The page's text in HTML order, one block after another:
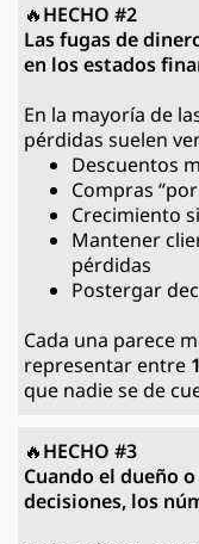
🔥HECHO #2
Las fugas de
en los estados
En la mayoría de
pérdidas suelen
Descuentos
Compras
Crecimiento
Mantener
pérdidas
Postergar
Cada una parece
representar entre
que nadie se de
🔥HECHO #3
Cuando el dueño
decisiones, los